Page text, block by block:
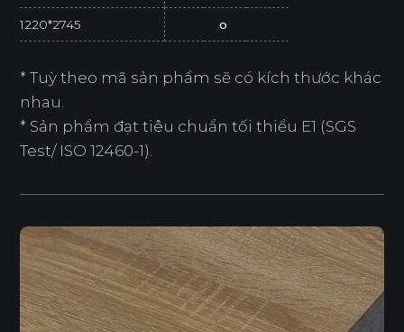
1220*2745 o
* Tuỳ theo mã sản phẩm sẽ có kích thước khác
nhau.
* Sản phẩm đạt tiêu chuẩn tối thiểu E1 (SGS
Test/ ISO 12460-1).